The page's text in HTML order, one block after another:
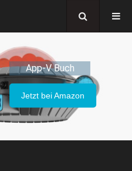
App-V Buch
Jetzt bei Amazon